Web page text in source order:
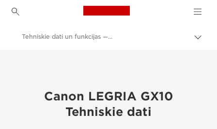
Canon Logo, back to
LEGRIA GX10
Tehniskie dati un funkcijas — Canon LEGRIA GX10
Canon LEGRIA GX10
Tehniskie dati